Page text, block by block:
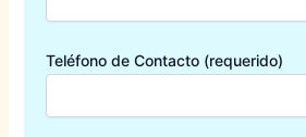
Teléfono de Contacto (requerido)